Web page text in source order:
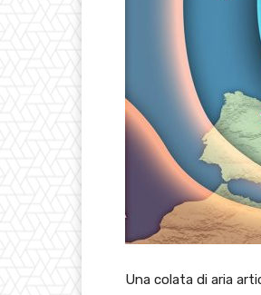
Una colata di aria